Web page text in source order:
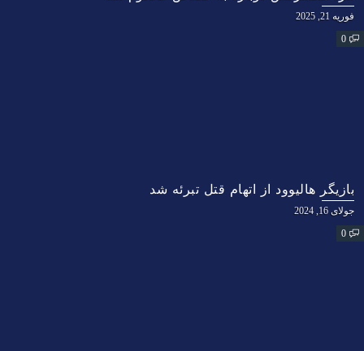
فوریه 21, 2025
0
بازیگر هالیوود از اتهام قتل تبرئه شد
جولای 16, 2024
0